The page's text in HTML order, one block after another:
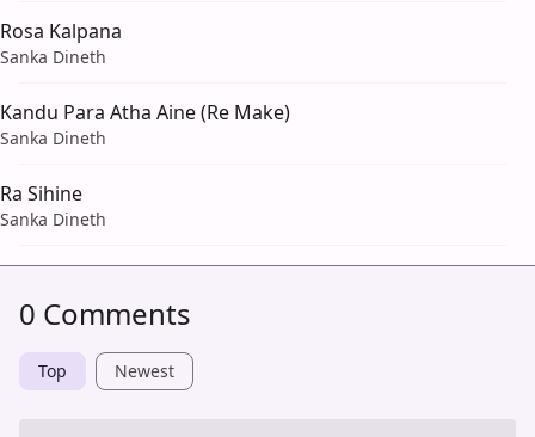
Rosa Kalpana
Sanka Dineth
Kandu Para Atha Aine (Re Make)
Sanka Dineth
Ra Sihine
Sanka Dineth
0 Comments
Top Newest